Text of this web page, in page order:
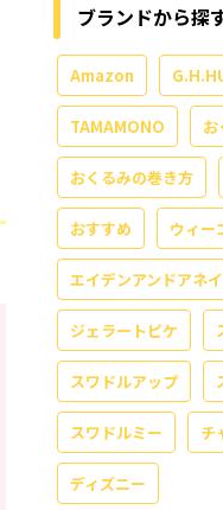
ブランドから探
Amazon
TAMAMONO お
おくるみの巻き方
おすすめ ウィー
エイデンアンドアネイ
ジェラートピケ
スワドルアップ
スワドルミー チ
ディズニー